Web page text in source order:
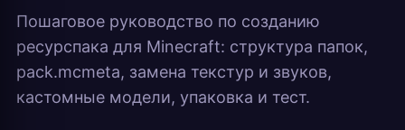
Пошаговое руководство по созданию
ресурспака для Minecraft: структура папок,
pack.mcmeta, замена текстур и звуков,
кастомные модели, упаковка и тест.